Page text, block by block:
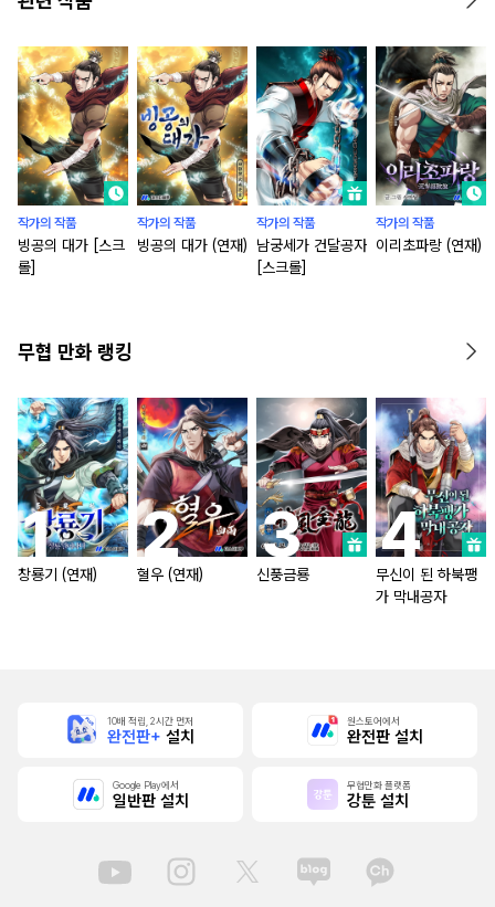
작가의 작품
빙공의 대가 [스크
롤]
작가의 작품
빙공의 대가 (연재)
작가의 작품
남궁세가 건달공자
[스크롤]
작가의 작품
이리초파랑 (연재)
무협 만화 랭킹
창룡기 (연재) 혈우 (연재) 신풍금룡
무신이 된 하북팽
가 막내공자
10배 적립, 2시간 먼저
완전판+ 설치
원스토어에서
완전판 설치
Google Play에서
일반판 설치
무협만화 플랫폼
강툰 설치